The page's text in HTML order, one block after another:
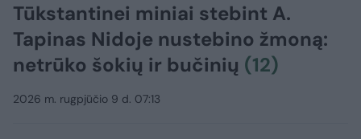
Tūkstantinei miniai stebint A.
Tapinas Nidoje nustebino žmoną:
netrūko šokių ir bučinių (12)
2026 m. rugpjūčio 9 d. 07:13